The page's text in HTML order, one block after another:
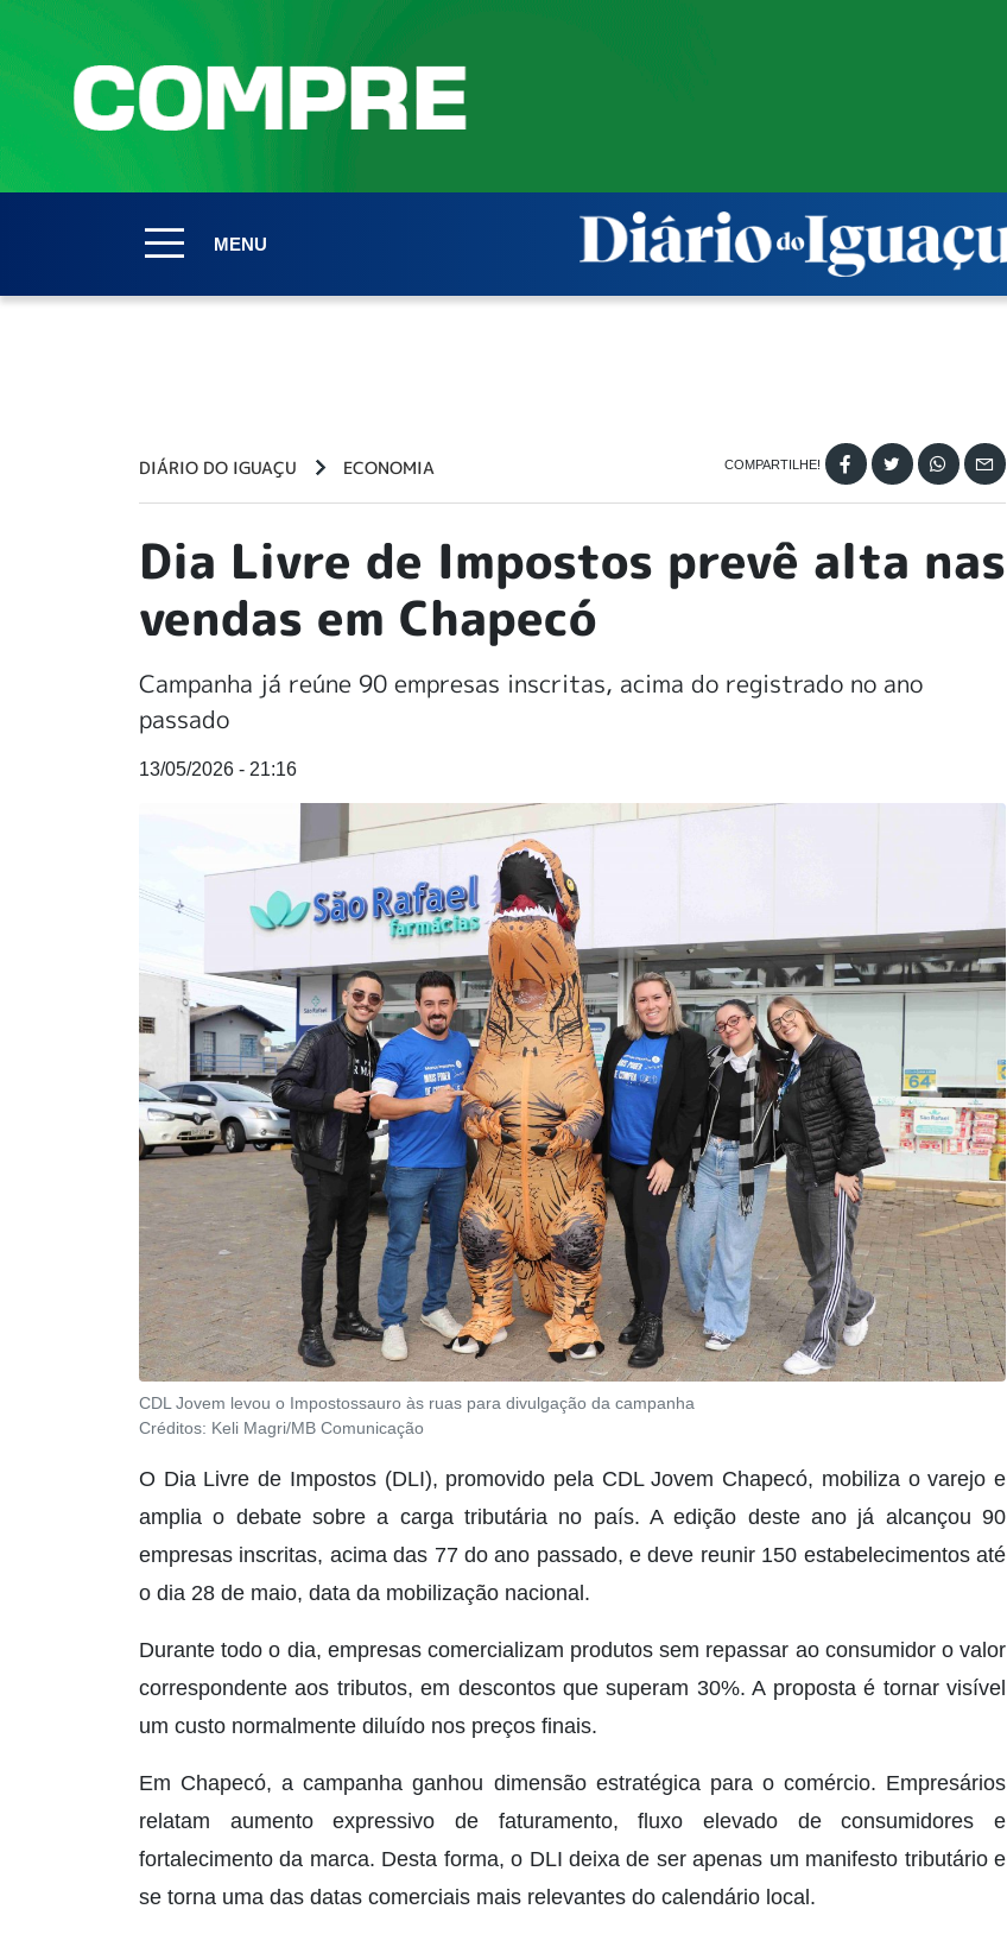
MENU
DIÁRIO DO IGUAÇU ECONOMIA
Dia Livre de Impostos prevê alta nas
vendas em Chapecó
Campanha já reúne 90 empresas inscritas, acima do registrado no ano
passado
13/05/2026 - 21:16
CDL Jovem levou o Impostossauro às ruas para divulgação da campanha
Créditos: Keli Magri/MB Comunicação
O Dia Livre de Impostos (DLI), promovido pela CDL Jovem Chapecó, mobiliza o varejo e
amplia o debate sobre a carga tributária no país. A edição deste ano já alcançou 90
empresas inscritas, acima das 77 do ano passado, e deve reunir 150 estabelecimentos até
o dia 28 de maio, data da mobilização nacional.
Durante todo o dia, empresas comercializam produtos sem repassar ao consumidor o valor
correspondente aos tributos, em descontos que superam 30%. A proposta é tornar visível
um custo normalmente diluído nos preços finais.
Em Chapecó, a campanha ganhou dimensão estratégica para o comércio. Empresários
relatam aumento expressivo de faturamento, fluxo elevado de consumidores e
fortalecimento da marca. Desta forma, o DLI deixa de ser apenas um manifesto tributário e
se torna uma das datas comerciais mais relevantes do calendário local.